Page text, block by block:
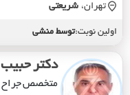
تهران، شريعتي
اولین نوبت:توسط منشی
دکتر حبیب
متخصص جراح